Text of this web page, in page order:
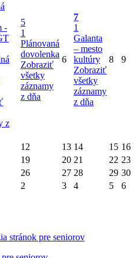
-
z
5
1
Plánovaná
dovolenka
Zobraziť
všetky
záznamy
z dňa
6
7
1
Galanta
– mesto
kultúry
Zobraziť
všetky
záznamy
z dňa
8 9
12 13 14 15 16
19 20 21 22 23
26 27 28 29 30
2 3 4 5 6
stránok pre seniorov